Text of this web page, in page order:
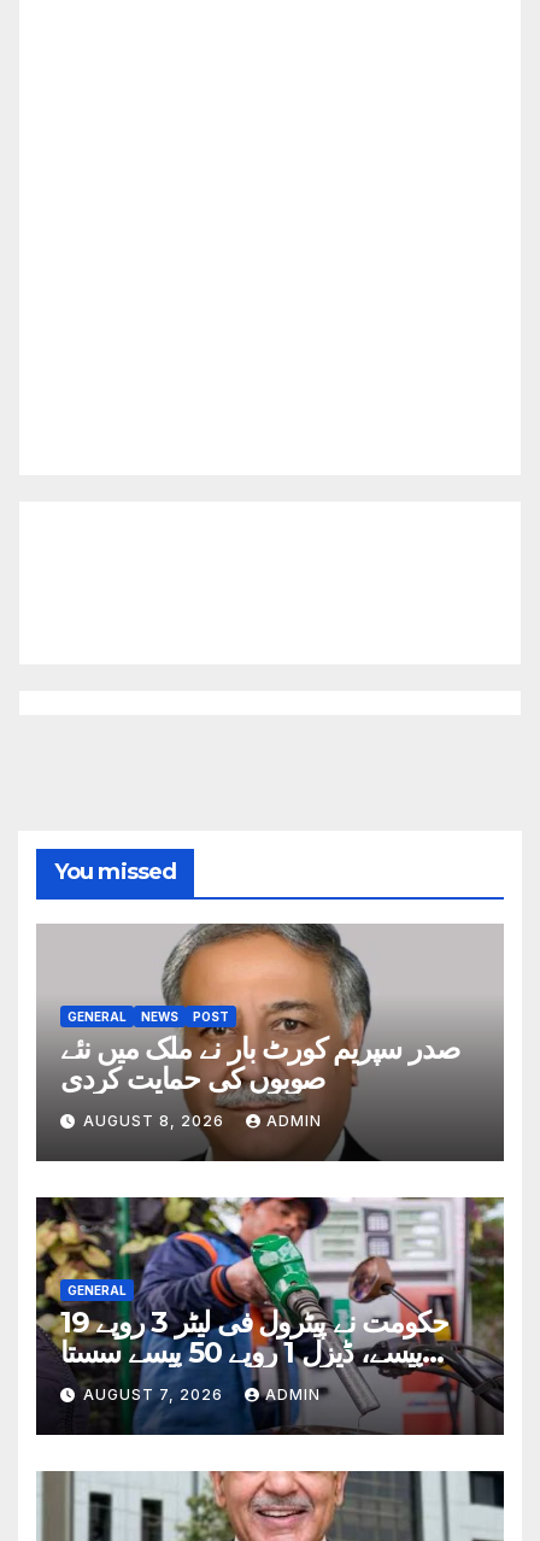
You missed
GENERAL NEWS POST
صدر سپریم کورٹ بار نے ملک میں نئے
صوبوں کی حمایت کردی
AUGUST 8, 2026 ADMIN
GENERAL
حکومت نے پیٹرول فی لیٹر 3 روپے 19
پیسے، ڈیزل 1 روپے 50 پیسے سستا
کردیا
AUGUST 7, 2026 ADMIN